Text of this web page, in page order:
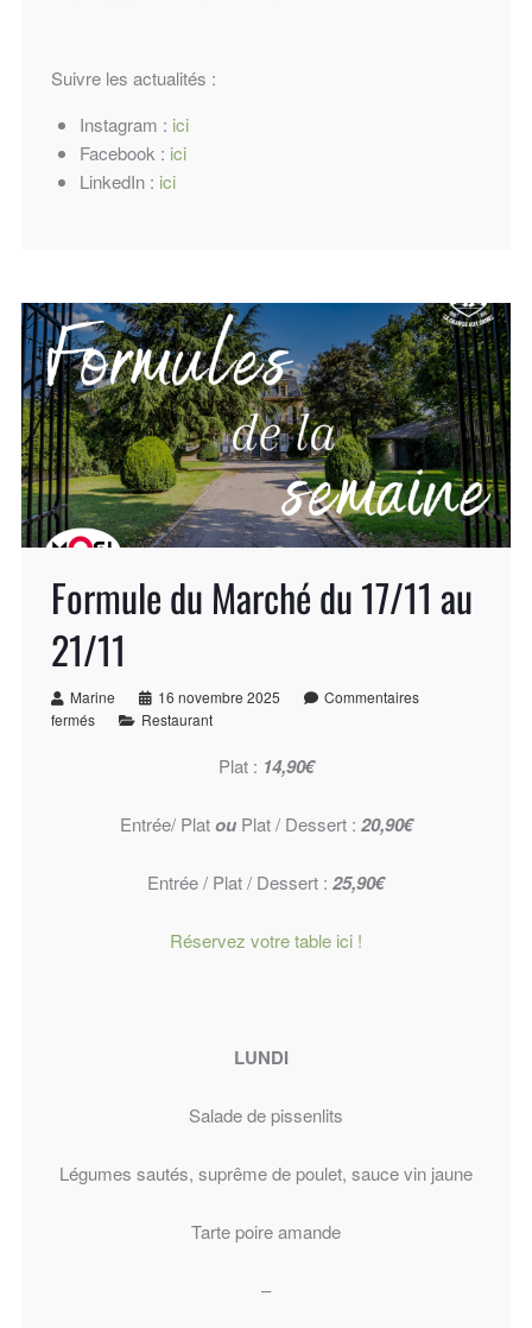
Suivre les actualités :
Instagram : ici
Facebook : ici
LinkedIn : ici
Formule du Marché du 17/11 au
21/11
Marine 16 novembre 2025
Commentaires
fermés
Restaurant
Plat : 14,90€
Entrée/ PlatouPlat / Dessert : 20,90€
Entrée / Plat / Dessert : 25,90€
Réservez votre table ici !
LUNDI
Salade de pissenlits
Légumes sautés, suprême de poulet, sauce vin jaune
Tarte poire amande
–